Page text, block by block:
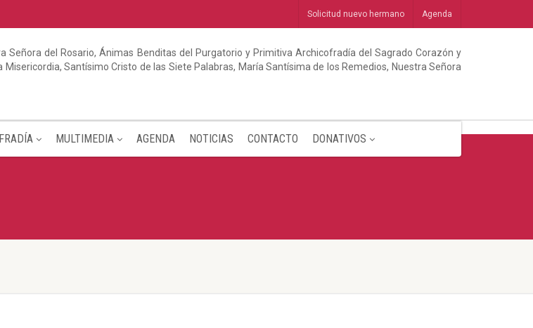
Solicitud nuevo hermano Agenda
Señora del Rosario, Ánimas Benditas del Purgatorio y Primitiva Archicofradía del Sagrado Corazón y
Santísimo Cristo de las Siete Palabras, María Santísima de los Remedios, Nuestra Señora
MULTIMEDIA AGENDA NOTICIAS CONTACTO DONATIVOS